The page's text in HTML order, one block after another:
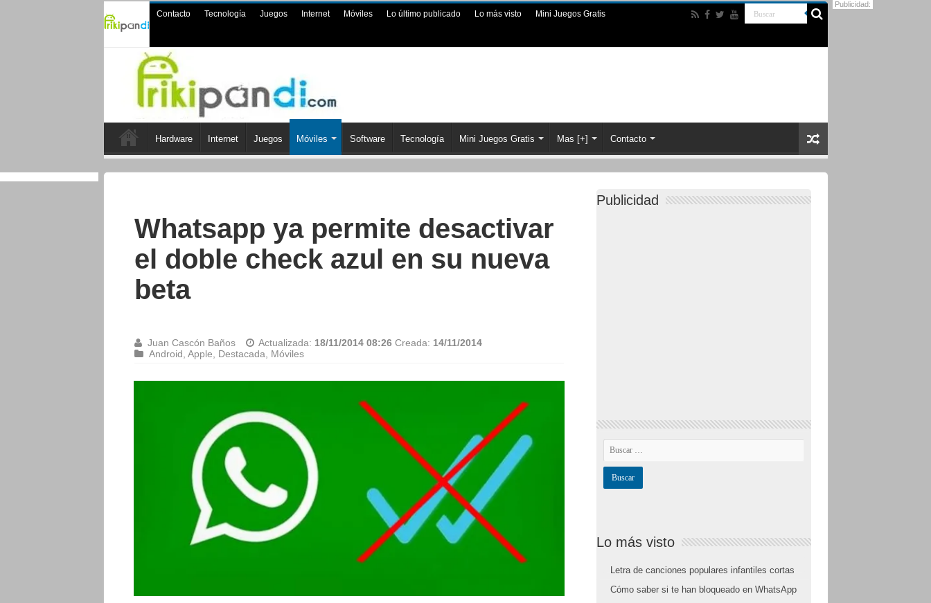
Contacto Tecnología Juegos Internet Móviles Lo último publicado Lo más visto Mini Juegos Gratis
Hardware Internet Juegos Móviles Software Tecnología Mini Juegos Gratis Mas [+] Contacto
Whatsapp ya permite desactivar
el doble check azul en su nueva
beta
Juan Cascón Baños Actualizada: 18/11/2014 08:26 Creada: 14/11/2014
Android Apple Destacada Móviles
Publicidad
Lo más visto
Letra de canciones populares infantiles cortas
Cómo saber si te han bloqueado en WhatsApp
Publicidad: